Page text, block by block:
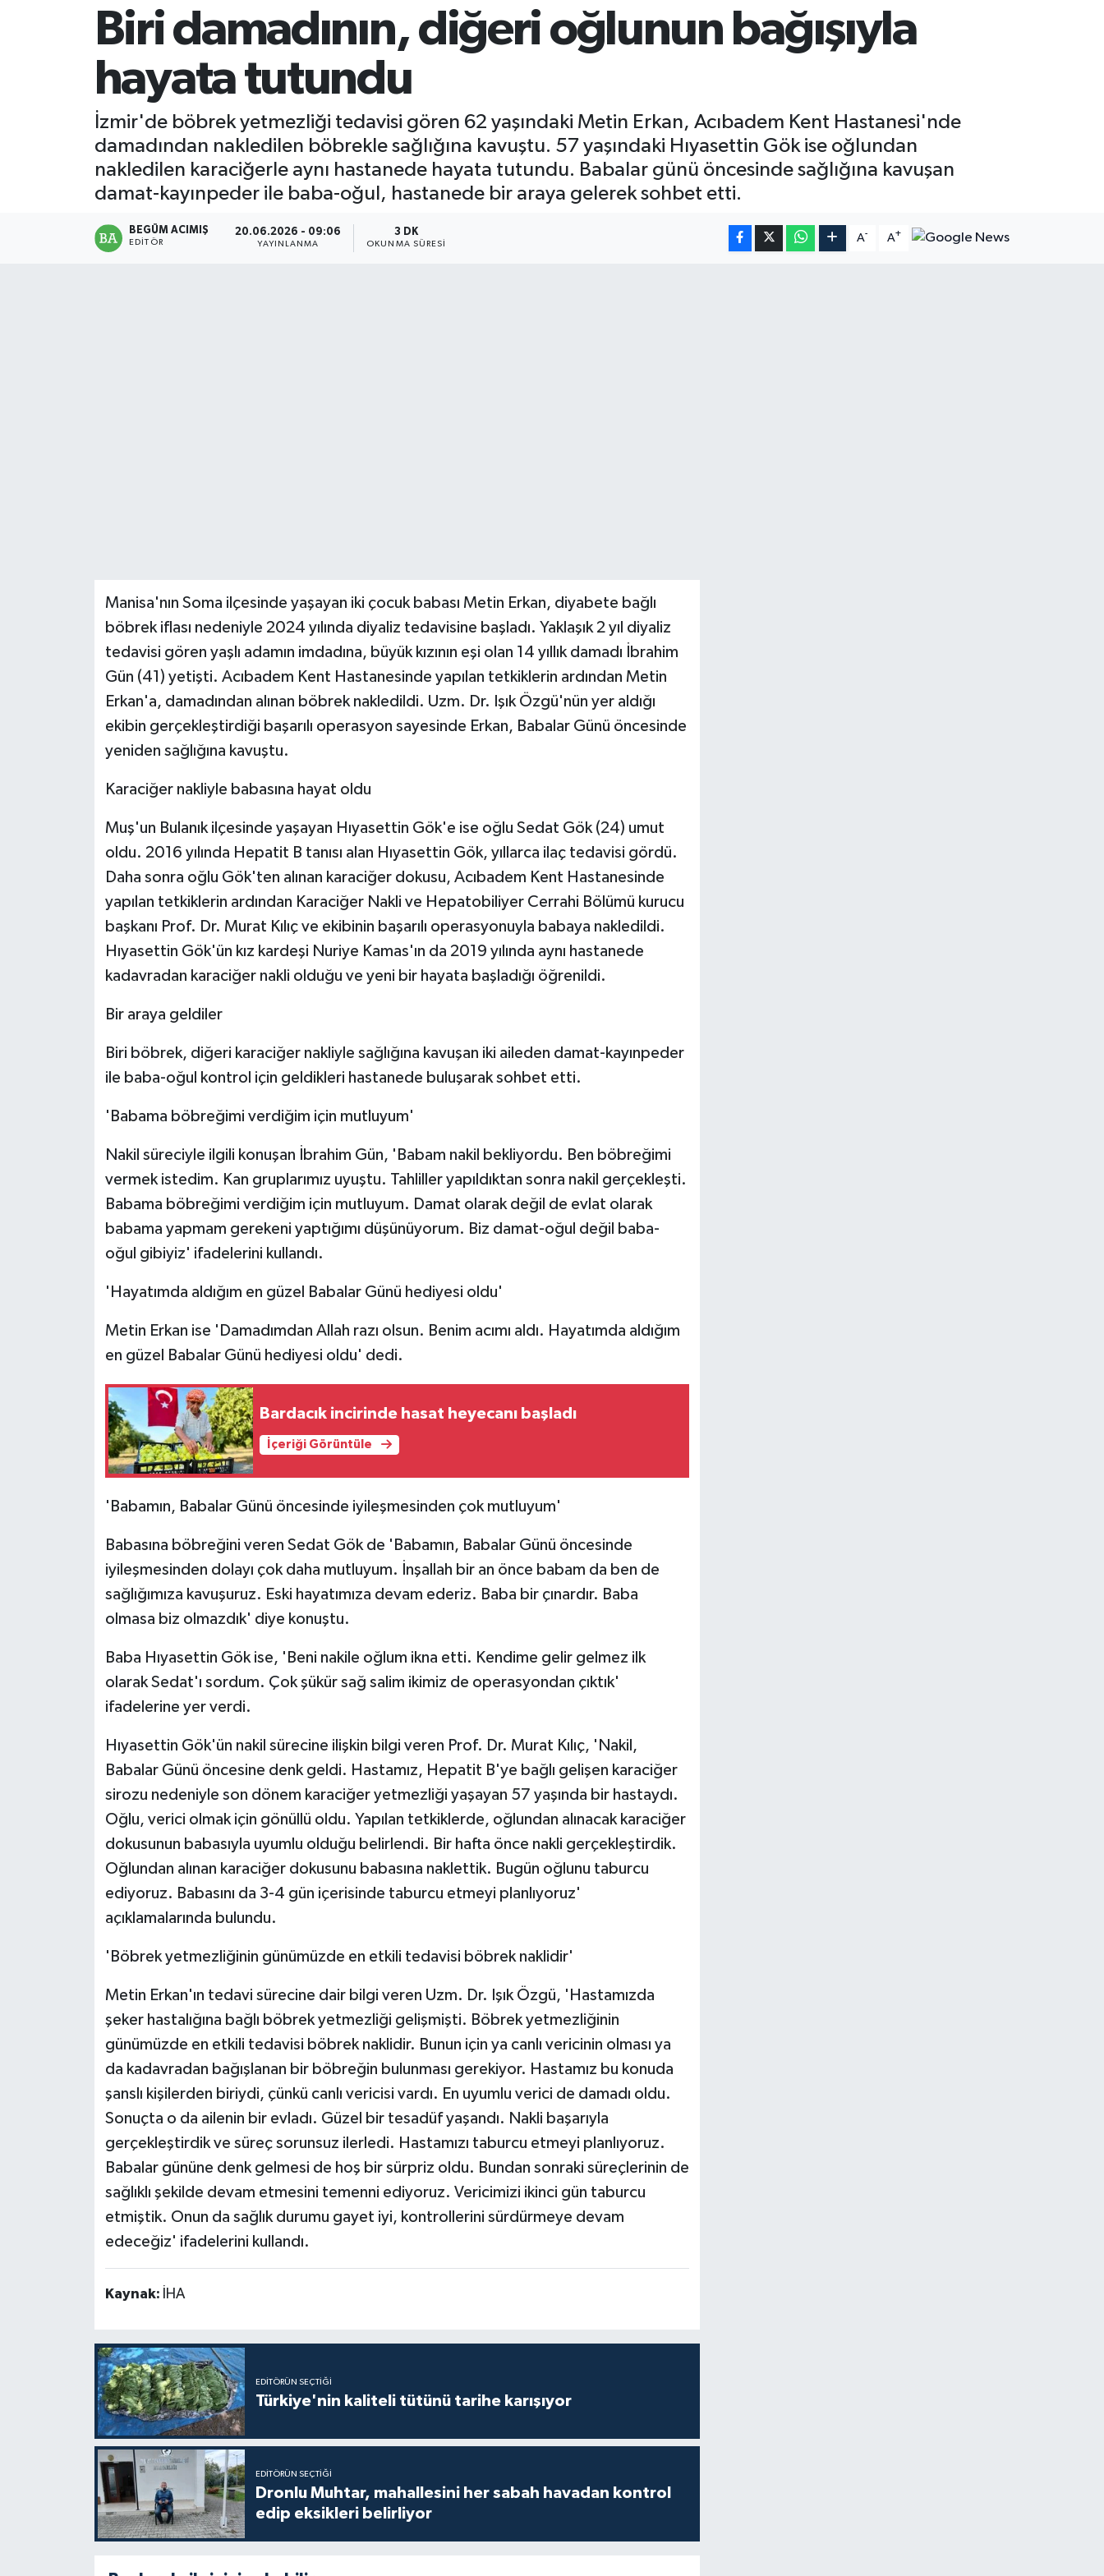
Biri damadının, diğeri oğlunun bağışıyla
hayata tutundu
İzmir'de böbrek yetmezliği tedavisi gören 62 yaşındaki Metin Erkan, Acıbadem Kent Hastanesi'nde
damadından nakledilen böbrekle sağlığına kavuştu. 57 yaşındaki Hıyasettin Gök ise oğlundan
nakledilen karaciğerle aynı hastanede hayata tutundu. Babalar günü öncesinde sağlığına kavuşan
damat-kayınpeder ile baba-oğul, hastanede bir araya gelerek sohbet etti.
BEGÜM ACIMIŞ
EDITÖR
20.06.2026 - 09:06
YAYINLANMA
3 DK
OKUNMA SÜRESI
A- A+
Manisa'nın Soma ilçesinde yaşayan iki çocuk babası Metin Erkan, diyabete bağlı
böbrek iflası nedeniyle 2024 yılında diyaliz tedavisine başladı. Yaklaşık 2 yıl diyaliz
tedavisi gören yaşlı adamın imdadına, büyük kızının eşi olan 14 yıllık damadı İbrahim
Gün (41) yetişti. Acıbadem Kent Hastanesinde yapılan tetkiklerin ardından Metin
Erkan'a, damadından alınan böbrek nakledildi. Uzm. Dr. Işık Özgü'nün yer aldığı
ekibin gerçekleştirdiği başarılı operasyon sayesinde Erkan, Babalar Günü öncesinde
yeniden sağlığına kavuştu.
Karaciğer nakliyle babasına hayat oldu
Muş'un Bulanık ilçesinde yaşayan Hıyasettin Gök'e ise oğlu Sedat Gök (24) umut
oldu. 2016 yılında Hepatit B tanısı alan Hıyasettin Gök, yıllarca ilaç tedavisi gördü.
Daha sonra oğlu Gök'ten alınan karaciğer dokusu, Acıbadem Kent Hastanesinde
yapılan tetkiklerin ardından Karaciğer Nakli ve Hepatobiliyer Cerrahi Bölümü kurucu
başkanı Prof. Dr. Murat Kılıç ve ekibinin başarılı operasyonuyla babaya nakledildi.
Hıyasettin Gök'ün kız kardeşi Nuriye Kamas'ın da 2019 yılında aynı hastanede
kadavradan karaciğer nakli olduğu ve yeni bir hayata başladığı öğrenildi.
Bir araya geldiler
Biri böbrek, diğeri karaciğer nakliyle sağlığına kavuşan iki aileden damat-kayınpeder
ile baba-oğul kontrol için geldikleri hastanede buluşarak sohbet etti.
'Babama böbreğimi verdiğim için mutluyum'
Nakil süreciyle ilgili konuşan İbrahim Gün, 'Babam nakil bekliyordu. Ben böbreğimi
vermek istedim. Kan gruplarımız uyuştu. Tahliller yapıldıktan sonra nakil gerçekleşti.
Babama böbreğimi verdiğim için mutluyum. Damat olarak değil de evlat olarak
babama yapmam gerekeni yaptığımı düşünüyorum. Biz damat-oğul değil baba-
oğul gibiyiz' ifadelerini kullandı.
'Hayatımda aldığım en güzel Babalar Günü hediyesi oldu'
Metin Erkan ise 'Damadımdan Allah razı olsun. Benim acımı aldı. Hayatımda aldığım
en güzel Babalar Günü hediyesi oldu' dedi.
Bardacık incirinde hasat heyecanı başladı
İçeriği Görüntüle
'Babamın, Babalar Günü öncesinde iyileşmesinden çok mutluyum'
Babasına böbreğini veren Sedat Gök de 'Babamın, Babalar Günü öncesinde
iyileşmesinden dolayı çok daha mutluyum. İnşallah bir an önce babam da ben de
sağlığımıza kavuşuruz. Eski hayatımıza devam ederiz. Baba bir çınardır. Baba
olmasa biz olmazdık' diye konuştu.
Baba Hıyasettin Gök ise, 'Beni nakile oğlum ikna etti. Kendime gelir gelmez ilk
olarak Sedat'ı sordum. Çok şükür sağ salim ikimiz de operasyondan çıktık'
ifadelerine yer verdi.
Hıyasettin Gök'ün nakil sürecine ilişkin bilgi veren Prof. Dr. Murat Kılıç, 'Nakil,
Babalar Günü öncesine denk geldi. Hastamız, Hepatit B'ye bağlı gelişen karaciğer
sirozu nedeniyle son dönem karaciğer yetmezliği yaşayan 57 yaşında bir hastaydı.
Oğlu, verici olmak için gönüllü oldu. Yapılan tetkiklerde, oğlundan alınacak karaciğer
dokusunun babasıyla uyumlu olduğu belirlendi. Bir hafta önce nakli gerçekleştirdik.
Oğlundan alınan karaciğer dokusunu babasına naklettik. Bugün oğlunu taburcu
ediyoruz. Babasını da 3-4 gün içerisinde taburcu etmeyi planlıyoruz'
açıklamalarında bulundu.
'Böbrek yetmezliğinin günümüzde en etkili tedavisi böbrek naklidir'
Metin Erkan'ın tedavi sürecine dair bilgi veren Uzm. Dr. Işık Özgü, 'Hastamızda
şeker hastalığına bağlı böbrek yetmezliği gelişmişti. Böbrek yetmezliğinin
günümüzde en etkili tedavisi böbrek naklidir. Bunun için ya canlı vericinin olması ya
da kadavradan bağışlanan bir böbreğin bulunması gerekiyor. Hastamız bu konuda
şanslı kişilerden biriydi, çünkü canlı vericisi vardı. En uyumlu verici de damadı oldu.
Sonuçta o da ailenin bir evladı. Güzel bir tesadüf yaşandı. Nakli başarıyla
gerçekleştirdik ve süreç sorunsuz ilerledi. Hastamızı taburcu etmeyi planlıyoruz.
Babalar gününe denk gelmesi de hoş bir sürpriz oldu. Bundan sonraki süreçlerinin de
sağlıklı şekilde devam etmesini temenni ediyoruz. Vericimizi ikinci gün taburcu
etmiştik. Onun da sağlık durumu gayet iyi, kontrollerini sürdürmeye devam
edeceğiz' ifadelerini kullandı.
Kaynak: İHA
EDITÖRÜN SEÇTIĞI
Türkiye'nin kaliteli tütünü tarihe karışıyor
EDITÖRÜN SEÇTIĞI
Dronlu Muhtar, mahallesini her sabah havadan kontrol
edip eksikleri belirliyor
Mersin Tarihi
Özel Haber
Politika
Resmi İlan